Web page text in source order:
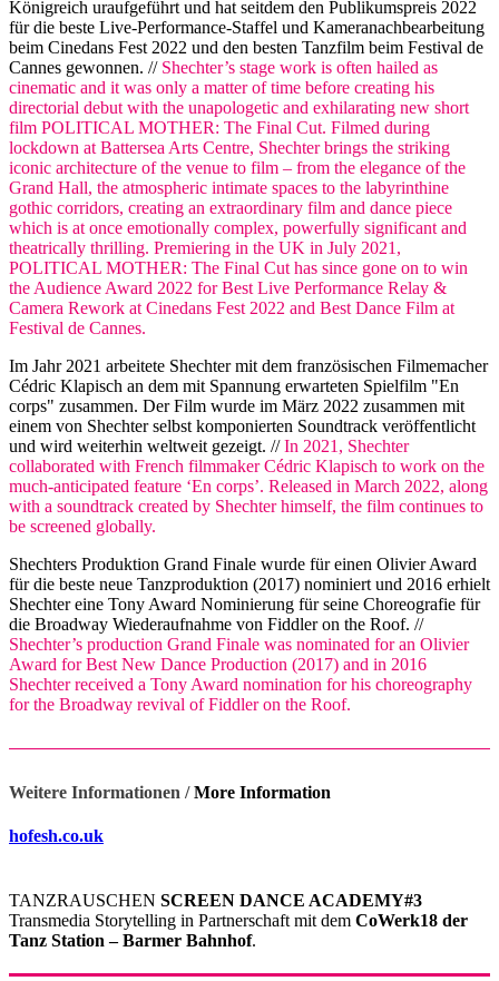
Königreich uraufgeführt und hat seitdem den Publikumspreis 2022
für die beste Live-Performance-Staffel und Kameranachbearbeitung
beim Cinedans Fest 2022 und den besten Tanzfilm beim Festival de
Cannes gewonnen. // Shechter’s stage work is often hailed as
cinematic and it was only a matter of time before creating his
directorial debut with the unapologetic and exhilarating new short
film POLITICAL MOTHER: The Final Cut. Filmed during
lockdown at Battersea Arts Centre, Shechter brings the striking
iconic architecture of the venue to film – from the elegance of the
Grand Hall, the atmospheric intimate spaces to the labyrinthine
gothic corridors, creating an extraordinary film and dance piece
which is at once emotionally complex, powerfully significant and
theatrically thrilling. Premiering in the UK in July 2021,
POLITICAL MOTHER: The Final Cut has since gone on to win
the Audience Award 2022 for Best Live Performance Relay &
Camera Rework at Cinedans Fest 2022 and Best Dance Film at
Festival de Cannes.
Im Jahr 2021 arbeitete Shechter mit dem französischen Filmemacher
Cédric Klapisch an dem mit Spannung erwarteten Spielfilm "En
corps" zusammen. Der Film wurde im März 2022 zusammen mit
einem von Shechter selbst komponierten Soundtrack veröffentlicht
und wird weiterhin weltweit gezeigt. //In 2021, Shechter
collaborated with French filmmaker Cédric Klapisch to work on the
much-anticipated feature ‘En corps’. Released in March 2022, along
with a soundtrack created by Shechter himself, the film continues to
be screened globally.
Shechters Produktion Grand Finale wurde für einen Olivier Award
für die beste neue Tanzproduktion (2017) nominiert und 2016 erhielt
Shechter eine Tony Award Nominierung für seine Choreografie für
die Broadway Wiederaufnahme von Fiddler on the Roof. //
Shechter’s production Grand Finale was nominated for an Olivier
Award for Best New Dance Production (2017) and in 2016
Shechter received a Tony Award nomination for his choreography
for the Broadway revival of Fiddler on the Roof.
Weitere Informationen /More Information
hofesh.co.uk
TANZRAUSCHEN SCREEN DANCE ACADEMY#3
Transmedia Storytelling in Partnerschaft mit dem CoWerk18 der
Tanz Station – Barmer Bahnhof.